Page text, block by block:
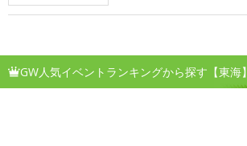
GW人気イベントランキングから探す【東海】